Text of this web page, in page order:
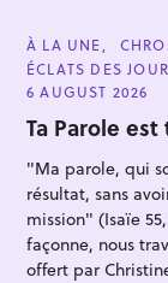
C
A
T
E
O
R
E
À LA UNE
ÉCLATS DES
6 AUGUST 2026
Ta Parole
"Ma parole, qui
résultat, sans
mission" (Isaïe
façonne, nous
offert par
r
c
h
f
o
r
: